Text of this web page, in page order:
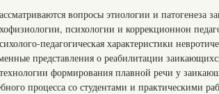
вопросы этиологии и патогенеза
психологии и коррекционнон
педагогическая характеристики
представления о реабилитации
формирования плавной речи у
процесса со студентами и практическими